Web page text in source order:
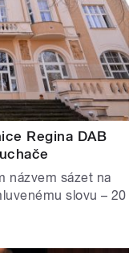
Regina DAB
názvem sázet na
slovu – 20